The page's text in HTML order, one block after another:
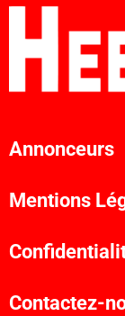
Annonceurs
Mentions
Contactez-